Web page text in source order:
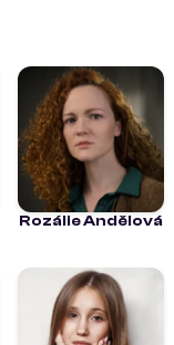
Rozálie Andělová